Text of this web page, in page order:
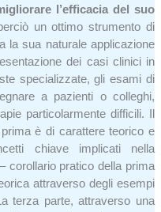
l’efficacia del suo
un ottimo strumento di
la sua naturale applicazione
dei casi clinici in
specializzate, gli esami di
a pazienti o colleghi,
particolarmente difficili. Il
è di carattere teorico e
chiave implicati nella
corollario pratico della prima
attraverso degli esempi
terza parte, attraverso una